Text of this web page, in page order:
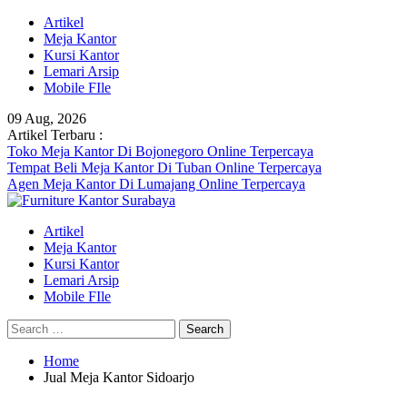
Skip
content
Artikel
Meja Kantor
Kursi Kantor
Lemari Arsip
Mobile FIle
09 Aug, 2026
Artikel Terbaru :
Toko Meja Kantor Di Bojonegoro Online Terpercaya
Tempat Beli Meja Kantor Di Tuban Online Terpercaya
Agen Meja Kantor Di Lumajang Online Terpercaya
Artikel
Meja Kantor
Kursi Kantor
Lemari Arsip
Mobile FIle
Search
for:
Home
Jual Meja Kantor Sidoarjo